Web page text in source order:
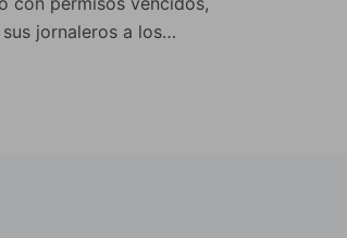
jornaleros a los…